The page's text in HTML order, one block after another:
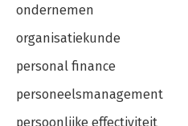
ondernemen
organisatiekunde
personal finance
personeelsmanagement
persoonlijke effectiviteit